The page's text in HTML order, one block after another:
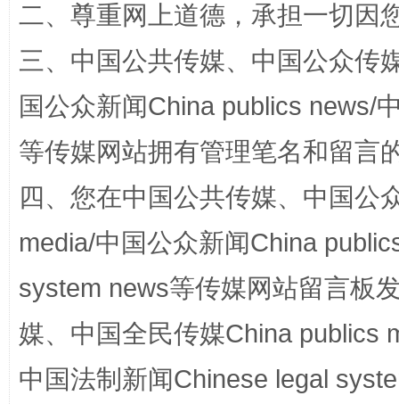
镜头丨大暑三秋近 山西：
如何以同查同治破解风腐交织难题 养老服
二、尊重网上道德，承担一切因
三、中国公共传媒、中国公众传
国公众新闻China publics news/
等传媒网站拥有管理笔名和留言
四、您在中国公共传媒、中国公
media/中国公众新闻China
system news等传媒网站留言板
媒、中国全民传媒China publics
中国法制新闻Chinese legal